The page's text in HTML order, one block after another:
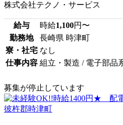
株式会社テクノ・サービス
給与 時給1,100円〜
勤務地
長崎県 時津町
寮・社宅 なし
仕事内容 組立・製造 / 電子部品
募集が停止しています